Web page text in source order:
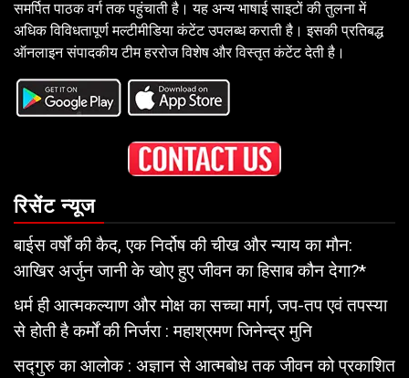
समर्पित पाठक वर्ग तक पहुंचाती है। यह अन्य भाषाई साइटों की तुलना में
अधिक विविधतापूर्ण मल्टीमीडिया कंटेंट उपलब्ध कराती है। इसकी प्रतिबद्ध
ऑनलाइन संपादकीय टीम हररोज विशेष और विस्तृत कंटेंट देती है।
रिसेंट न्यूज
बाईस वर्षों की कैद, एक निर्दोष की चीख और न्याय का मौन:
आखिर अर्जुन जानी के खोए हुए जीवन का हिसाब कौन देगा?*
धर्म ही आत्मकल्याण और मोक्ष का सच्चा मार्ग, जप-तप एवं तपस्या
से होती है कर्मों की निर्जरा : महाश्रमण जिनेन्द्र मुनि
सद्गुरु का आलोक : अज्ञान से आत्मबोध तक जीवन को प्रकाशित